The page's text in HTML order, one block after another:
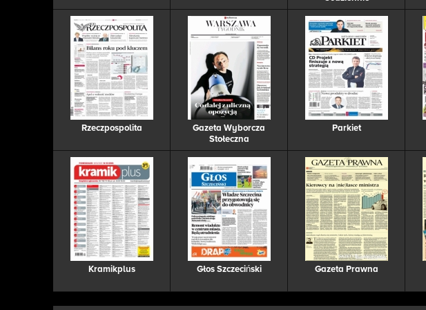
Rzeczpospolita
Gazeta Wyborcza
Stołeczna
Parkiet
Kramikplus Głos Szczeciński Gazeta Prawna